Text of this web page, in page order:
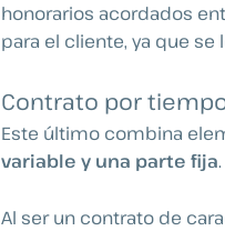
honorarios acordados
para el cliente, ya que
Contrato por
Este último combina
variable y una parte fija.
Al ser un contrato de